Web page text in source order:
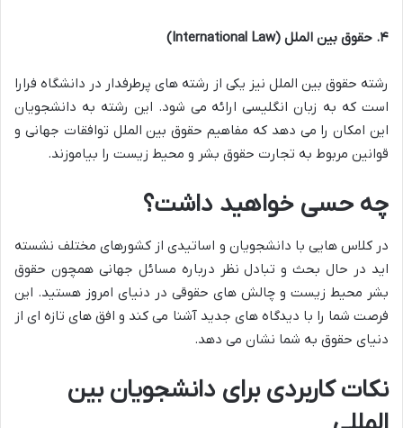
۴. حقوق بین الملل (International Law)
رشته حقوق بین الملل نیز یکی از رشته های پرطرفدار در دانشگاه فرارا
است که به زبان انگلیسی ارائه می شود. این رشته به دانشجویان
این امکان را می دهد که مفاهیم حقوق بین الملل توافقات جهانی و
قوانین مربوط به تجارت حقوق بشر و محیط زیست را بیاموزند.
چه حسی خواهید داشت؟
در کلاس هایی با دانشجویان و اساتیدی از کشورهای مختلف نشسته
اید در حال بحث و تبادل نظر درباره مسائل جهانی همچون حقوق
بشر محیط زیست و چالش های حقوقی در دنیای امروز هستید. این
فرصت شما را با دیدگاه های جدید آشنا می کند و افق های تازه ای از
دنیای حقوق به شما نشان می دهد.
نکات کاربردی برای دانشجویان بین